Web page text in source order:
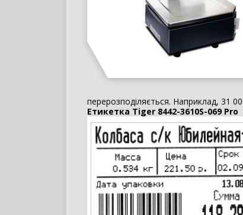
перерозподіляється. Наприклад, 31
Етикетка Tiger 8442-3610S-069 Pro